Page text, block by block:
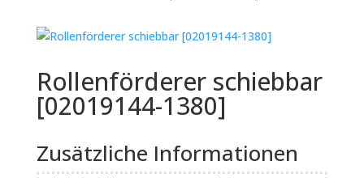
Rollenförderer schiebbar
[02019144-1380]
Zusätzliche Informationen